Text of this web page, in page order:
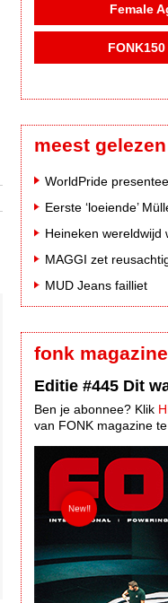
Female
meest gelezen
Heineken wereldwijd
MUD Jeans failliet
fonk magazine
Editie #445 Dit
Ben je abonnee? Klik
van FONK magazine te